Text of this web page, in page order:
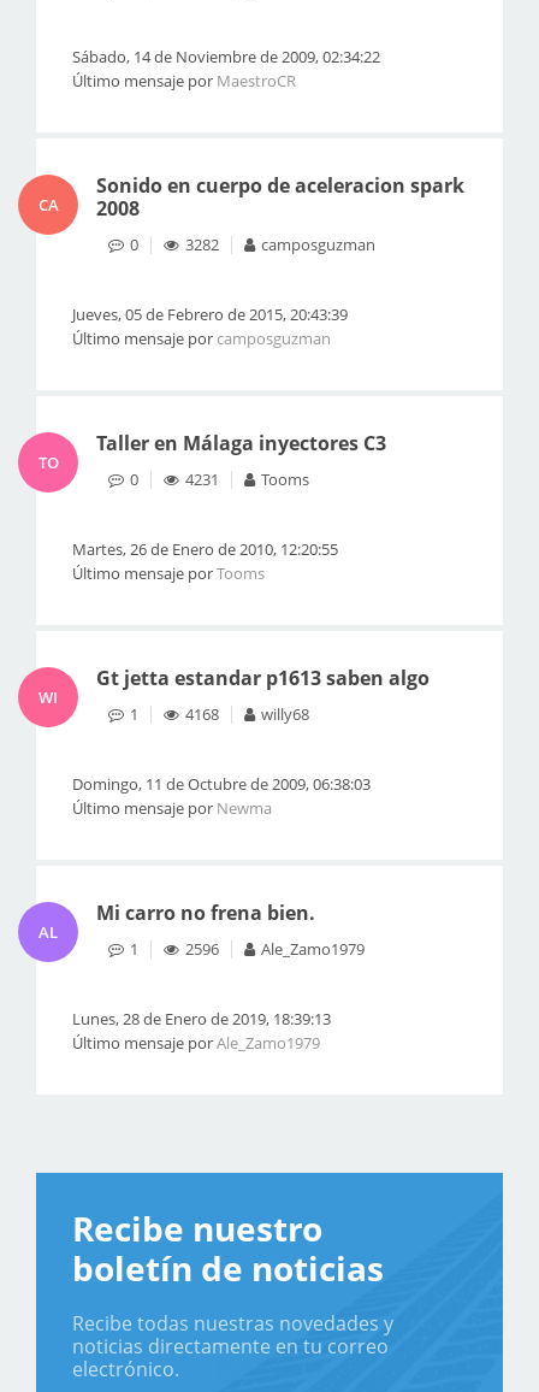
Sábado, 14 de Noviembre de 2009, 02:34:22
Último mensaje por MaestroCR
CA
Sonido en cuerpo de aceleracion spark
2008
0 3282 camposguzman
Jueves, 05 de Febrero de 2015, 20:43:39
Último mensaje porcamposguzman
TO
Taller en Málaga inyectores C3
0 4231 Tooms
Martes, 26 de Enero de 2010, 12:20:55
Último mensaje porTooms
WI
Gt jetta estandar p1613 saben algo
1 4168 willy68
Domingo, 11 de Octubre de 2009, 06:38:03
Último mensaje por Newma
AL
Mi carro no frena bien.
1 2596 Ale_Zamo1979
Lunes, 28 de Enero de 2019, 18:39:13
Último mensaje porAle_Zamo1979
Recibe nuestro
boletín de noticias
Recibe todas nuestras novedades y
noticias directamente en tu correo
electrónico.